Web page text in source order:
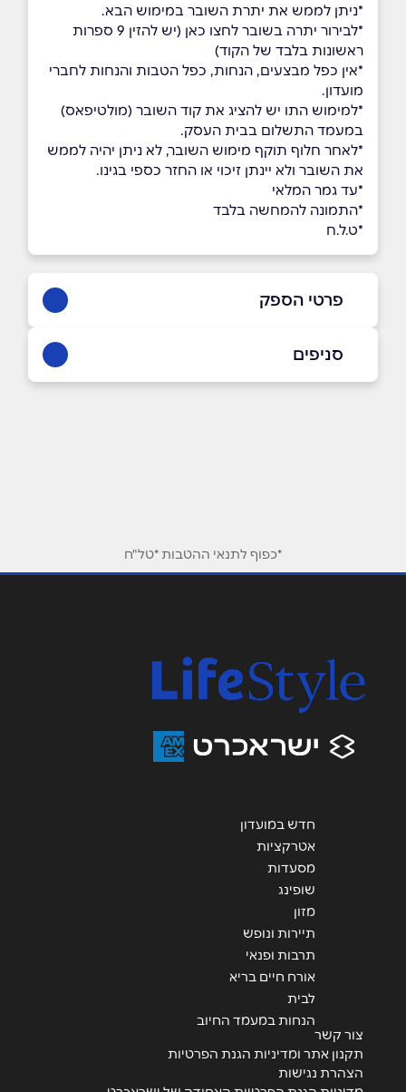
*ניתן לממש את יתרת השובר במימוש הבא.
*לבירור יתרה בשובר לחצו כאן (יש להזין 9 ספרות
ראשונות בלבד של הקוד)
*אין כפל מבצעים, הנחות, כפל הטבות והנחות לחברי
מועדון.
*למימוש התו יש להציג את קוד השובר (מולטיפאס)
במעמד התשלום בבית העסק.
*לאחר חלוף תוקף מימוש השובר, לא ניתן יהיה לממש
את השובר ולא יינתן זיכוי או החזר כספי בגינו.
*עד גמר המלאי
*התמונה להמחשה בלבד
*ט.ל.ח
פרטי הספק
באתר בפייסבוק באינסטגרם
אנא חזרו אלי בקשר ל...
סניפים
*כפוף לתנאי ההטבות *טל"ח
חדש במועדון
אטרקציות
מסעדות
שופינג
מזון
תיירות ונופש
תרבות ופנאי
אורח חיים בריא
לבית
הנחות במעמד החיוב
צור קשר
תקנון אתר ומדיניות הגנת הפרטיות
הצהרת נגישות